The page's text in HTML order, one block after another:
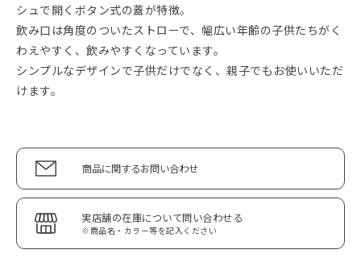
シュで開くボタン式の蓋が特徴。
飲み口は角度のついたストローで、幅広い年齢の子供たちがく
わえやすく、飲みやすくなっています。
シンプルなデザインで子供だけでなく、親子でもお使いいただ
けます。
商品に関するお問い合わせ
実店舗の在庫について問い合わせる
※商品名・カラー等を記入ください